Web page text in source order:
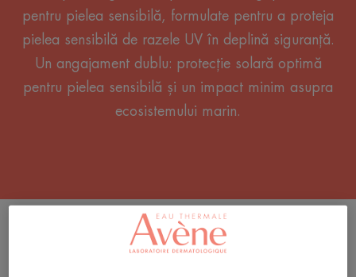
pentru pielea sensibilă, formulate pentru a proteja
pielea sensibilă de razele UV în deplină siguranță.
Un angajament dublu: protecție solară optimă
pentru pielea sensibilă și un impact minim asupra
ecosistemului marin.
FILTRU PRODUSE